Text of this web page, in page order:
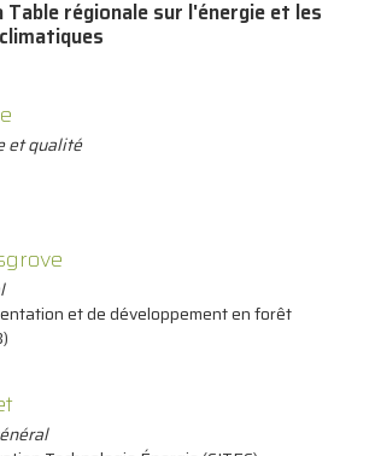
Table régionale sur l'énergie et les
et qualité
et de développement en forêt